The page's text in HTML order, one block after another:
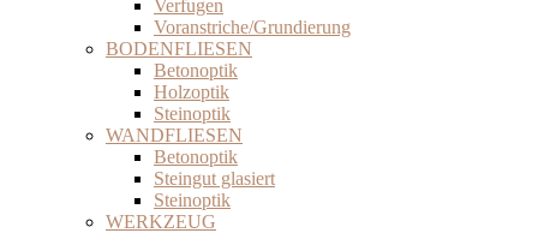
Verfugen
Voranstriche/Grundierung
BODENFLIESEN
Betonoptik
Holzoptik
Steinoptik
WANDFLIESEN
Betonoptik
Steingut glasiert
Steinoptik
WERKZEUG